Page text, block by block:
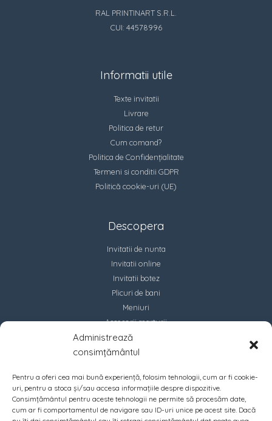
Administrează
consimțământul
Pentru a oferi cea mai bună experiență, folosim tehnologii, cum ar fi cookie-
uri, pentru a stoca și/sau accesa informațiile despre dispozitive.
Consimțământul pentru aceste tehnologii ne permite să procesăm date,
cum ar fi comportamentul de navigare sau ID-uri unice pe acest site. Dacă
RAL PRINTINART S.R.L.
CUI: 44578996
Informatii utile
Texte invitatii
Livrare
Politica de retur
Cum comand?
Politica de Confidențialitate
Termeni si conditii GDPR
Politică cookie-uri (UE)
Descopera
Invitatii de nunta
Invitatii online
Invitatii botez
Plicuri de bani
Meniuri
Accesorii marturii
Contact